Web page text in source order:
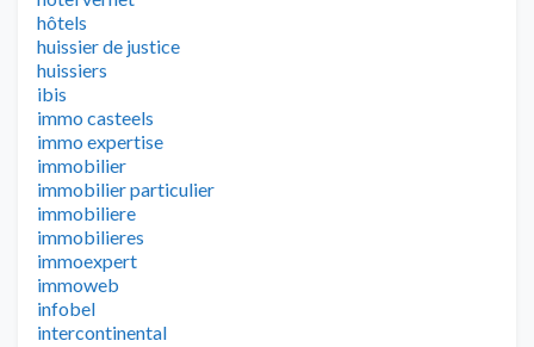
hôtels
huissier de justice
huissiers
ibis
immo casteels
immo expertise
immobilier
immobilier particulier
immobiliere
immobilieres
immoexpert
immoweb
infobel
intercontinental